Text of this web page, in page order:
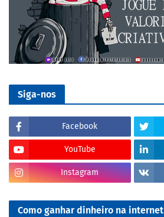
Siga-nos
Facebook
YouTube
Instagram
Como ganhar dinheiro na internet